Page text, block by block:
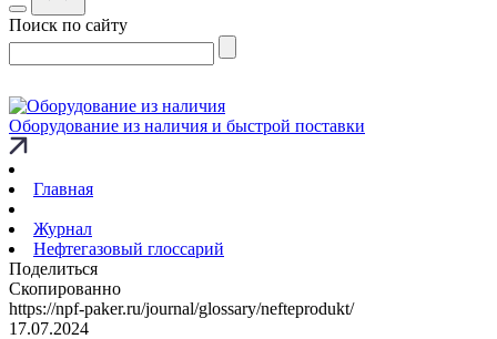
Поиск по сайту
Оборудование из наличия и быстрой поставки
Главная
Журнал
Нефтегазовый глоссарий
Поделиться
Скопированно
https://npf-paker.ru/journal/glossary/nefteprodukt/
17.07.2024